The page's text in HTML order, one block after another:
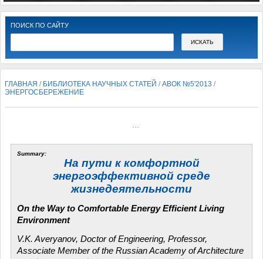
ПОИСК ПО САЙТУ
ГЛАВНАЯ / БИБЛИОТЕКА НАУЧНЫХ СТАТЕЙ /АВОК №5'2013 /
ЭНЕРГОСБЕРЕЖЕНИЕ
Summary:
На пути к комфортной
энергоэффективной среде
жизнедеятельности
On the Way to Comfortable Energy Efficient Living
Environment
V.K. Averyanov, Doctor of Engineering, Professor,
Associate Member of the Russian Academy of Architecture